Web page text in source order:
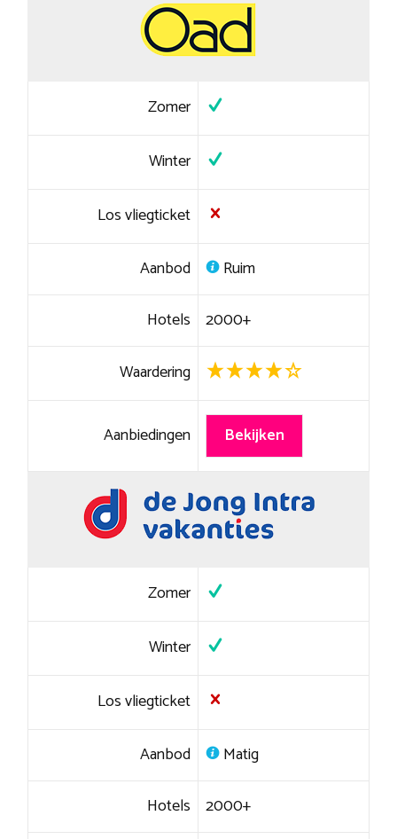
Zomer
Winter
Los vliegticket
Aanbod
Ruim
Hotels 2000+
Waardering
Aanbiedingen Bekijken
Zomer
Winter
Los vliegticket
Aanbod
Matig
Hotels 2000+